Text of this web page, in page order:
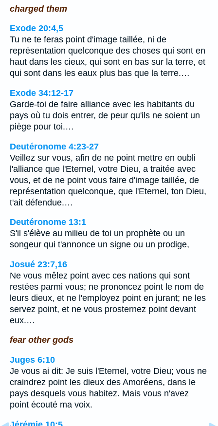
charged them
Exode 20:4,5
Tu ne te feras point d'image taillée, ni de
représentation quelconque des choses qui sont en
haut dans les cieux, qui sont en bas sur la terre, et
qui sont dans les eaux plus bas que la terre.…
Exode 34:12-17
Garde-toi de faire alliance avec les habitants du
pays où tu dois entrer, de peur qu'ils ne soient un
piège pour toi.…
Deutéronome 4:23-27
Veillez sur vous, afin de ne point mettre en oubli
l'alliance que l'Eternel, votre Dieu, a traitée avec
vous, et de ne point vous faire d'image taillée, de
représentation quelconque, que l'Eternel, ton Dieu,
t'ait défendue.…
Deutéronome 13:1
S'il s'élève au milieu de toi un prophète ou un
songeur qui t'annonce un signe ou un prodige,
Josué 23:7,16
Ne vous mêlez point avec ces nations qui sont
restées parmi vous; ne prononcez point le nom de
leurs dieux, et ne l'employez point en jurant; ne les
servez point, et ne vous prosternez point devant
eux.…
fear other gods
Juges 6:10
Je vous ai dit: Je suis l'Eternel, votre Dieu; vous ne
craindrez point les dieux des Amoréens, dans le
pays desquels vous habitez. Mais vous n'avez
point écouté ma voix.